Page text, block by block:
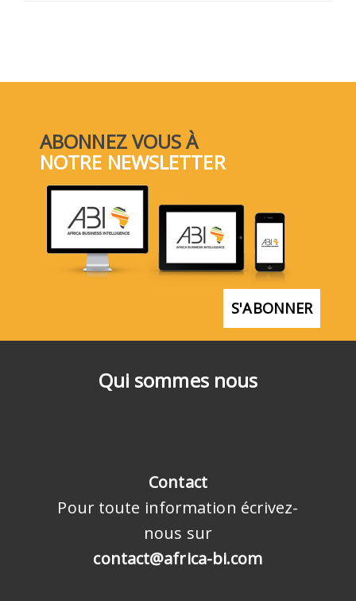
Qui sommes nous
Contact
Pour toute information écrivez-
nous sur
contact@africa-bi.com
ABONNEZ VOUS À
NOTRE NEWSLETTER
S'ABONNER